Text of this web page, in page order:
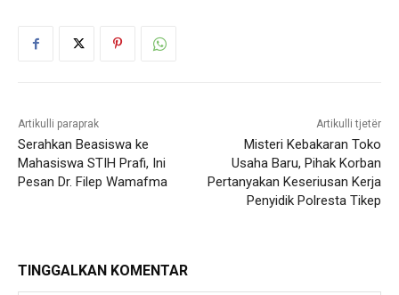
Artikulli paraprak
Serahkan Beasiswa ke
Mahasiswa STIH Prafi, Ini
Pesan Dr. Filep Wamafma
Artikulli tjetër
Misteri Kebakaran Toko
Usaha Baru, Pihak Korban
Pertanyakan Keseriusan Kerja
Penyidik Polresta Tikep
TINGGALKAN KOMENTAR